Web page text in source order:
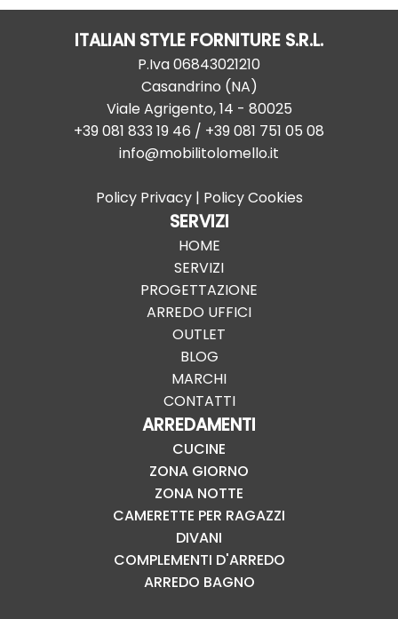
ITALIAN STYLE FORNITURE S.R.L.
P.Iva06843021210
Casandrino (NA)
Viale Agrigento, 14 - 80025
+39 081 833 19 46 / +39 081 751 05 08
info@mobilitolomello.it
Policy Privacy| Policy Cookies
SERVIZI
HOME
SERVIZI
PROGETTAZIONE
ARREDO UFFICI
OUTLET
BLOG
MARCHI
CONTATTI
ARREDAMENTI
CUCINE
ZONA GIORNO
ZONA NOTTE
CAMERETTE PER RAGAZZI
DIVANI
COMPLEMENTI D'ARREDO
ARREDO BAGNO